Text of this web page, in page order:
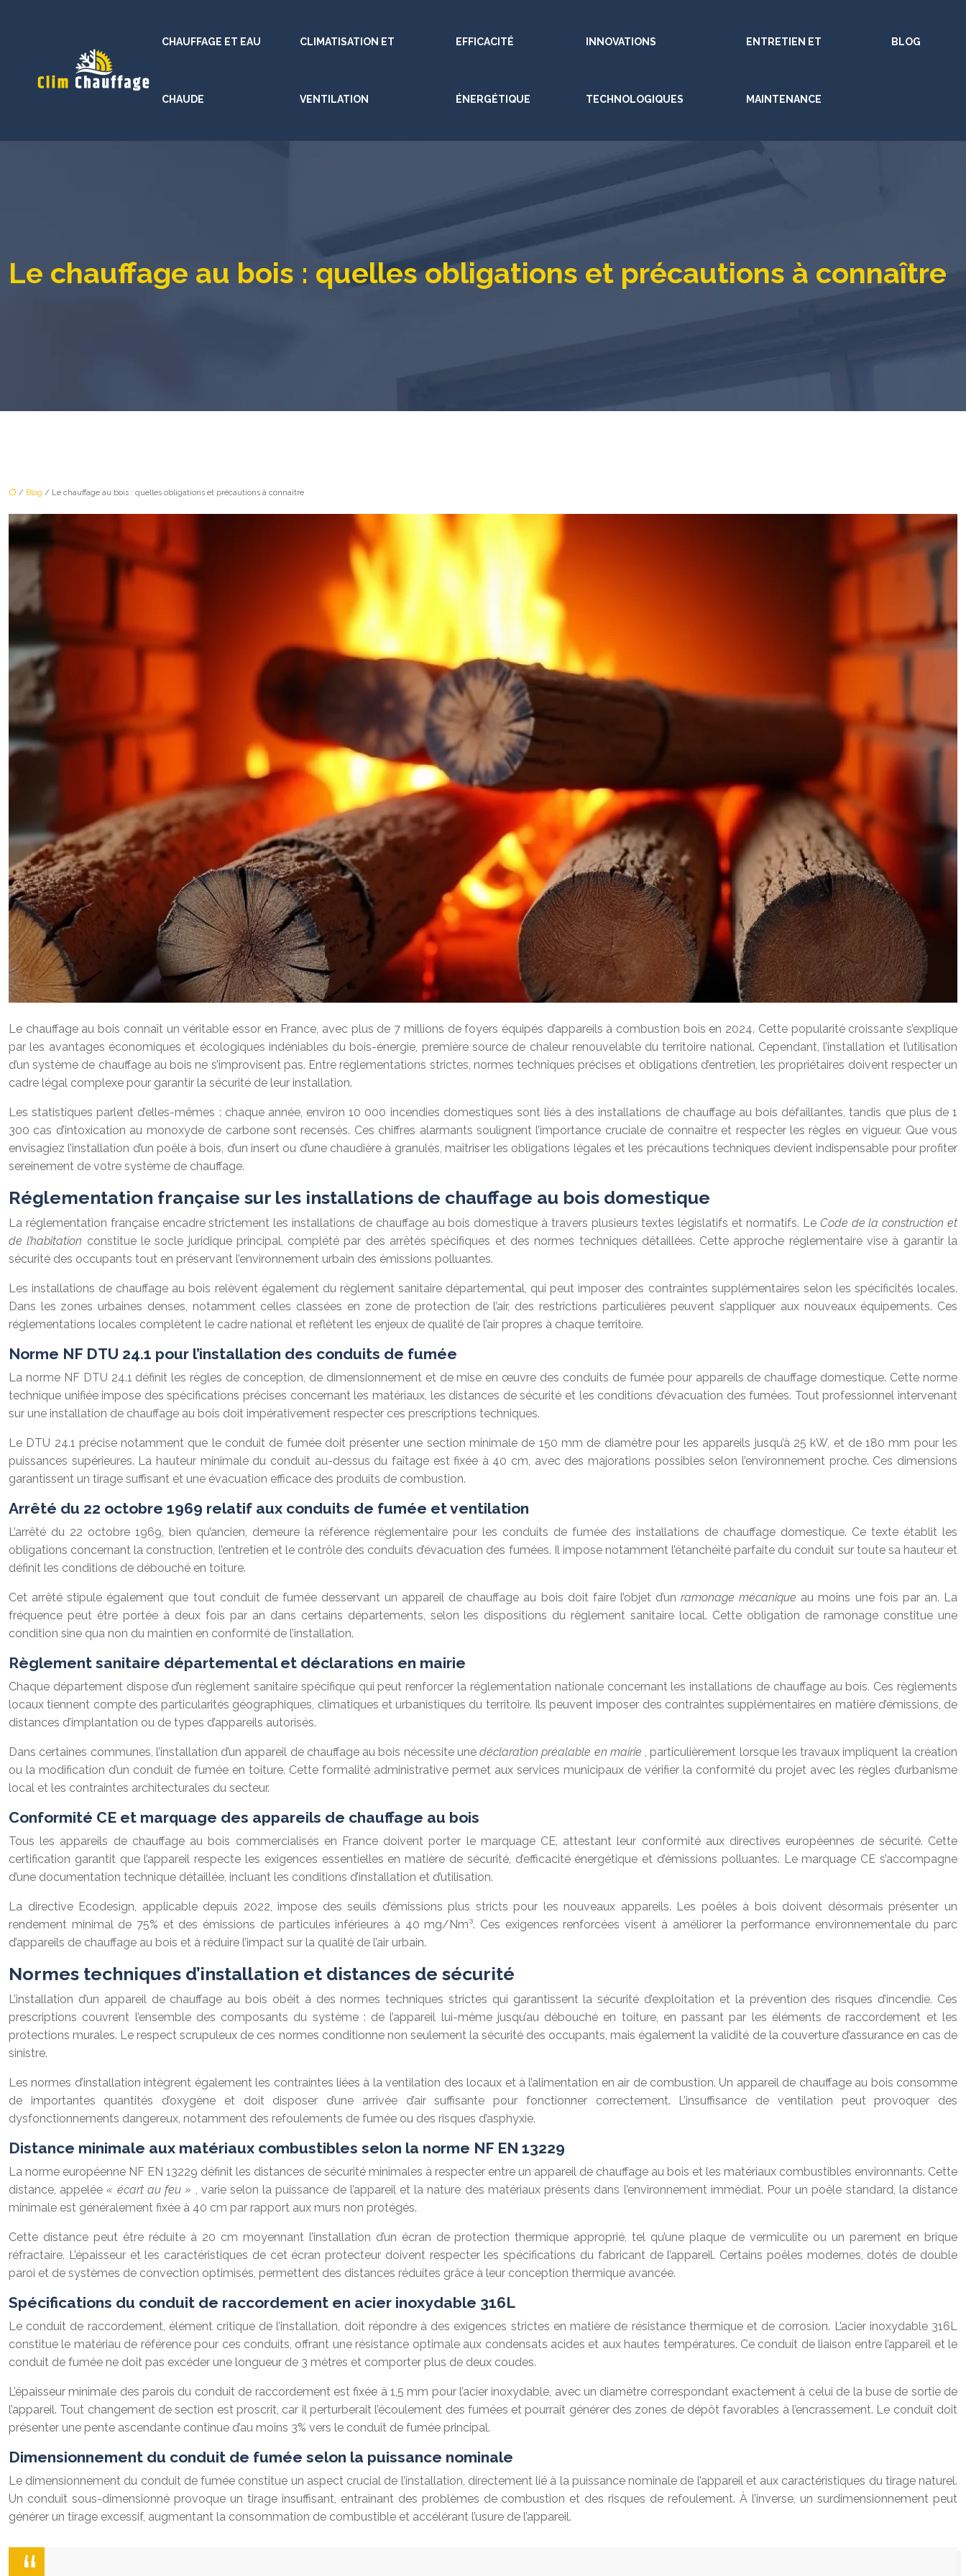
CHAUFFAGE ET EAU
CHAUDE
CLIMATISATION ET
VENTILATION
EFFICACITÉ
ÉNERGÉTIQUE
INNOVATIONS
TECHNOLOGIQUES
ENTRETIEN ET
MAINTENANCE
BLOG
Le chauffage au bois : quelles obligations et précautions à connaître
/ Blog / Le chauffage au bois : quelles obligations et précautions à connaître
Le chauffage au bois connaît un véritable essor en France, avec plus de 7 millions de foyers équipés d’appareils à combustion bois en 2024. Cette popularité croissante s’explique
par les avantages économiques et écologiques indéniables du bois-énergie, première source de chaleur renouvelable du territoire national. Cependant, l’installation et l’utilisation
d’un système de chauffage au bois ne s’improvisent pas. Entre réglementations strictes, normes techniques précises et obligations d’entretien, les propriétaires doivent respecter un
cadre légal complexe pour garantir la sécurité de leur installation.
Les statistiques parlent d’elles-mêmes : chaque année, environ 10 000 incendies domestiques sont liés à des installations de chauffage au bois défaillantes, tandis que plus de 1
300 cas d’intoxication au monoxyde de carbone sont recensés. Ces chiffres alarmants soulignent l’importance cruciale de connaître et respecter les règles en vigueur. Que vous
envisagiez l’installation d’un poêle à bois, d’un insert ou d’une chaudière à granulés, maîtriser les obligations légales et les précautions techniques devient indispensable pour profiter
sereinement de votre système de chauffage.
Réglementation française sur les installations de chauffage au bois domestique
La réglementation française encadre strictement les installations de chauffage au bois domestique à travers plusieurs textes législatifs et normatifs. Le Code de la construction et
de l’habitation constitue le socle juridique principal, complété par des arrêtés spécifiques et des normes techniques détaillées. Cette approche réglementaire vise à garantir la
sécurité des occupants tout en préservant l’environnement urbain des émissions polluantes.
Les installations de chauffage au bois relèvent également du règlement sanitaire départemental, qui peut imposer des contraintes supplémentaires selon les spécificités locales.
Dans les zones urbaines denses, notamment celles classées en zone de protection de l’air, des restrictions particulières peuvent s’appliquer aux nouveaux équipements. Ces
réglementations locales complètent le cadre national et reflètent les enjeux de qualité de l’air propres à chaque territoire.
Norme NF DTU 24.1 pour l’installation des conduits de fumée
La norme NF DTU 24.1 définit les règles de conception, de dimensionnement et de mise en œuvre des conduits de fumée pour appareils de chauffage domestique. Cette norme
technique unifiée impose des spécifications précises concernant les matériaux, les distances de sécurité et les conditions d’évacuation des fumées. Tout professionnel intervenant
sur une installation de chauffage au bois doit impérativement respecter ces prescriptions techniques.
Le DTU 24.1 précise notamment que le conduit de fumée doit présenter une section minimale de 150 mm de diamètre pour les appareils jusqu’à 25 kW, et de 180 mm pour les
puissances supérieures. La hauteur minimale du conduit au-dessus du faîtage est fixée à 40 cm, avec des majorations possibles selon l’environnement proche. Ces dimensions
garantissent un tirage suffisant et une évacuation efficace des produits de combustion.
Arrêté du 22 octobre 1969 relatif aux conduits de fumée et ventilation
L’arrêté du 22 octobre 1969, bien qu’ancien, demeure la référence réglementaire pour les conduits de fumée des installations de chauffage domestique. Ce texte établit les
obligations concernant la construction, l’entretien et le contrôle des conduits d’évacuation des fumées. Il impose notamment l’étanchéité parfaite du conduit sur toute sa hauteur et
définit les conditions de débouché en toiture.
Cet arrêté stipule également que tout conduit de fumée desservant un appareil de chauffage au bois doit faire l’objet d’unramonage mécanique au moins une fois par an. La
fréquence peut être portée à deux fois par an dans certains départements, selon les dispositions du règlement sanitaire local. Cette obligation de ramonage constitue une
condition sine qua non du maintien en conformité de l’installation.
Règlement sanitaire départemental et déclarations en mairie
Chaque département dispose d’un règlement sanitaire spécifique qui peut renforcer la réglementation nationale concernant les installations de chauffage au bois. Ces règlements
locaux tiennent compte des particularités géographiques, climatiques et urbanistiques du territoire. Ils peuvent imposer des contraintes supplémentaires en matière d’émissions, de
distances d’implantation ou de types d’appareils autorisés.
Dans certaines communes, l’installation d’un appareil de chauffage au bois nécessite unedéclaration préalable en mairie , particulièrement lorsque les travaux impliquent la création
ou la modification d’un conduit de fumée en toiture. Cette formalité administrative permet aux services municipaux de vérifier la conformité du projet avec les règles d’urbanisme
local et les contraintes architecturales du secteur.
Conformité CE et marquage des appareils de chauffage au bois
Tous les appareils de chauffage au bois commercialisés en France doivent porter le marquage CE, attestant leur conformité aux directives européennes de sécurité. Cette
certification garantit que l’appareil respecte les exigences essentielles en matière de sécurité, d’efficacité énergétique et d’émissions polluantes. Le marquage CE s’accompagne
d’une documentation technique détaillée, incluant les conditions d’installation et d’utilisation.
La directive Ecodesign, applicable depuis 2022, impose des seuils d’émissions plus stricts pour les nouveaux appareils. Les poêles à bois doivent désormais présenter un
rendement minimal de 75% et des émissions de particules inférieures à 40 mg/Nm³. Ces exigences renforcées visent à améliorer la performance environnementale du parc
d’appareils de chauffage au bois et à réduire l’impact sur la qualité de l’air urbain.
Normes techniques d’installation et distances de sécurité
L’installation d’un appareil de chauffage au bois obéit à des normes techniques strictes qui garantissent la sécurité d’exploitation et la prévention des risques d’incendie. Ces
prescriptions couvrent l’ensemble des composants du système : de l’appareil lui-même jusqu’au débouché en toiture, en passant par les éléments de raccordement et les
protections murales. Le respect scrupuleux de ces normes conditionne non seulement la sécurité des occupants, mais également la validité de la couverture d’assurance en cas de
sinistre.
Les normes d’installation intègrent également les contraintes liées à la ventilation des locaux et à l’alimentation en air de combustion. Un appareil de chauffage au bois consomme
de importantes quantités d’oxygène et doit disposer d’une arrivée d’air suffisante pour fonctionner correctement. L’insuffisance de ventilation peut provoquer des
dysfonctionnements dangereux, notamment des refoulements de fumée ou des risques d’asphyxie.
Distance minimale aux matériaux combustibles selon la norme NF EN 13229
La norme européenne NF EN 13229 définit les distances de sécurité minimales à respecter entre un appareil de chauffage au bois et les matériaux combustibles environnants. Cette
distance, appelée« écart au feu » , varie selon la puissance de l’appareil et la nature des matériaux présents dans l’environnement immédiat. Pour un poêle standard, la distance
minimale est généralement fixée à 40 cm par rapport aux murs non protégés.
Cette distance peut être réduite à 20 cm moyennant l’installation d’un écran de protection thermique approprié, tel qu’une plaque de vermiculite ou un parement en brique
réfractaire. L’épaisseur et les caractéristiques de cet écran protecteur doivent respecter les spécifications du fabricant de l’appareil. Certains poêles modernes, dotés de double
paroi et de systèmes de convection optimisés, permettent des distances réduites grâce à leur conception thermique avancée.
Spécifications du conduit de raccordement en acier inoxydable 316L
Le conduit de raccordement, élément critique de l’installation, doit répondre à des exigences strictes en matière de résistance thermique et de corrosion. L’acier inoxydable 316L
constitue le matériau de référence pour ces conduits, offrant une résistance optimale aux condensats acides et aux hautes températures. Ce conduit de liaison entre l’appareil et le
conduit de fumée ne doit pas excéder une longueur de 3 mètres et comporter plus de deux coudes.
L’épaisseur minimale des parois du conduit de raccordement est fixée à 1,5 mm pour l’acier inoxydable, avec un diamètre correspondant exactement à celui de la buse de sortie de
l’appareil. Tout changement de section est proscrit, car il perturberait l’écoulement des fumées et pourrait générer des zones de dépôt favorables à l’encrassement. Le conduit doit
présenter une pente ascendante continue d’au moins 3% vers le conduit de fumée principal.
Dimensionnement du conduit de fumée selon la puissance nominale
Le dimensionnement du conduit de fumée constitue un aspect crucial de l’installation, directement lié à la puissance nominale de l’appareil et aux caractéristiques du tirage naturel.
Un conduit sous-dimensionné provoque un tirage insuffisant, entraînant des problèmes de combustion et des risques de refoulement. À l’inverse, un surdimensionnement peut
générer un tirage excessif, augmentant la consommation de combustible et accélérant l’usure de l’appareil.